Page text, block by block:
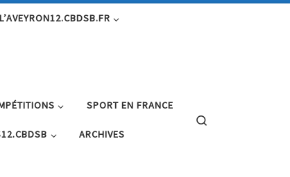
SPORT EN FRANCE
ARCHIVES